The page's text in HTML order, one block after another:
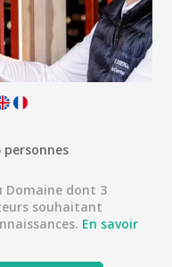
personnes
Domaine dont 3
souhaitant
En savoir